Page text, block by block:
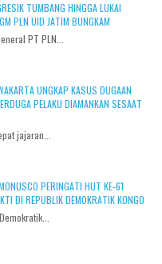
TUMBANG HINGGA LUKAI
PLN UID JATIM BUNGKAM
PT PLN...
UNGKAP KASUS DUGAAN
PELAKU DIAMANKAN SESAAT
jajaran...
PERINGATI HUT KE-61
DI REPUBLIK DEMOKRATIK KONGO